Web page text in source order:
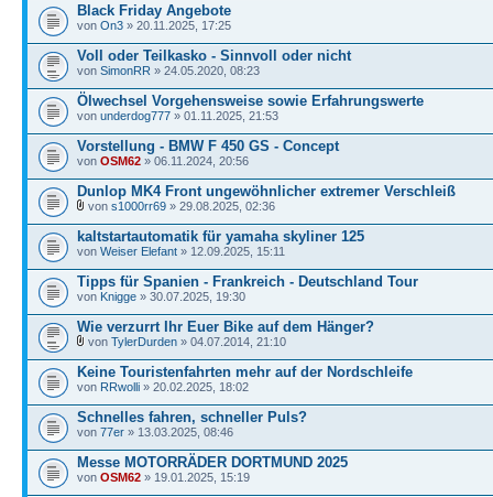
Black Friday Angebote
von On3 » 20.11.2025, 17:25
Voll oder Teilkasko - Sinnvoll oder nicht
von SimonRR » 24.05.2020, 08:23
Ölwechsel Vorgehensweise sowie Erfahrungswerte
von underdog777 » 01.11.2025, 21:53
Vorstellung - BMW F 450 GS - Concept
von OSM62 » 06.11.2024, 20:56
Dunlop MK4 Front ungewöhnlicher extremer Verschleiß
von s1000rr69 » 29.08.2025, 02:36
kaltstartautomatik für yamaha skyliner 125
von Weiser Elefant » 12.09.2025, 15:11
Tipps für Spanien - Frankreich - Deutschland Tour
von Knigge » 30.07.2025, 19:30
Wie verzurrt Ihr Euer Bike auf dem Hänger?
von TylerDurden » 04.07.2014, 21:10
Keine Touristenfahrten mehr auf der Nordschleife
von RRwolli » 20.02.2025, 18:02
Schnelles fahren, schneller Puls?
von 77er » 13.03.2025, 08:46
Messe MOTORRÄDER DORTMUND 2025
von OSM62 » 19.01.2025, 15:19